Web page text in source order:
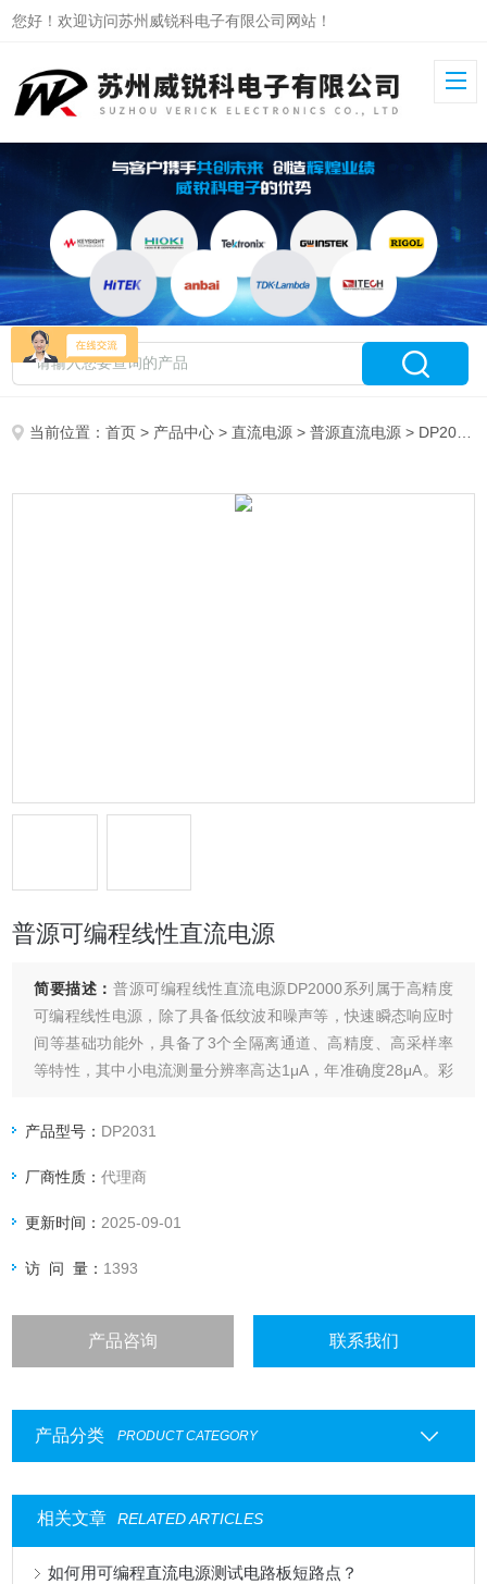
您好！欢迎访问苏州威锐科电子有限公司网站！
当前位置：首页 > 产品中心 >直流电源 >普源直流电源 > DP2031普源可编程线性直流电源
普源可编程线性直流电源
简要描述： 普源可编程线性直流电源DP2000系列属于高精度
可编程线性电源，除了具备低纹波和噪声等，快速瞬态响应时
间等基础功能外，具备了3个全隔离通道、高精度、高采样率
等特性，其中小电流测量分辨率高达1μA，年准确度28μA。彩
产品型号： DP2031
厂商性质：代理商
更新时间： 2025-09-01
访 问 量： 1393
产品咨询 联系我们
产品分类 PRODUCT CATEGORY
相关文章 RELATED ARTICLES
如何用可编程直流电源测试电路板短路点？